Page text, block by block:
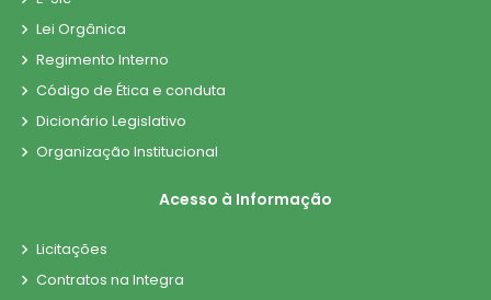
Lei Orgânica
Regimento Interno
Código de Ética e conduta
Dicionário Legislativo
Organização Institucional
Acesso à Informação
Licitações
Contratos na Integra